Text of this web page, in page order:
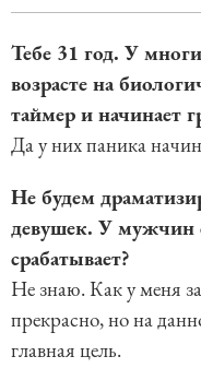
Тебе 31 год. У
возрасте на
таймер и начинает
Да у них паника
Не будем
девушек. У мужчин
срабатывает?
Не знаю. Как у меня
прекрасно, но на
главная цель.